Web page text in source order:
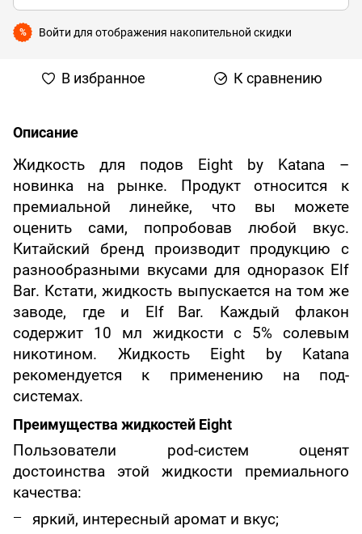
% Войти для отображения накопительной скидки
В избранное К сравнению
Описание
Жидкость для подов Eight by Katana –
новинка на рынке. Продукт относится к
премиальной линейке, что вы можете
оценить сами, попробовав любой вкус.
Китайский бренд производит продукцию с
разнообразными вкусами для одноразок Elf
Bar. Кстати, жидкость выпускается на том же
заводе, где и
Elf Bar. Каждый флакон
содержит 10 мл жидкости с 5% солевым
никотином. Жидкость Eight by Katana
рекомендуется к применению на под-
системах.
Преимущества жидкостей Eight
Пользователи pod-систем оценят
достоинства этой жидкости премиального
качества:
яркий, интересный аромат и вкус;